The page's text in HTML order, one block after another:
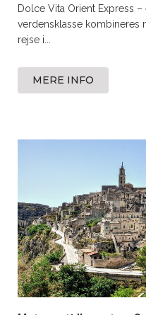
Dolce Vita Orient Express
verdensklasse kombineres
rejse i...
MERE INFO